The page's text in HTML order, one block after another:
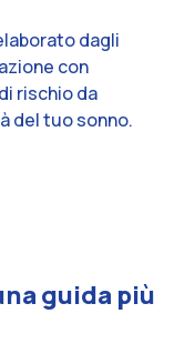
dagli
con
rischio da
del tuo sonno.
guida più